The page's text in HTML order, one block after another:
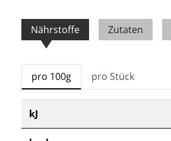
Nährstoffe Zutaten
pro 100g pro Stück
kJ